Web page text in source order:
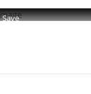
Save